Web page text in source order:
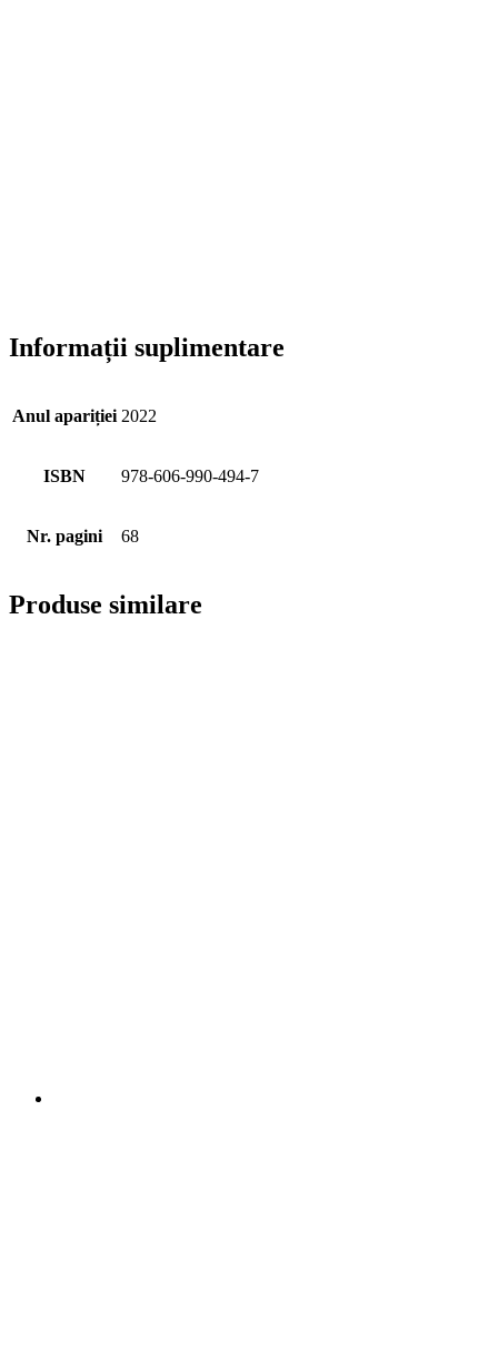
Informații suplimentare
Anul apariției 2022
ISBN 978-606-990-494-7
Nr. pagini 68
Produse similare